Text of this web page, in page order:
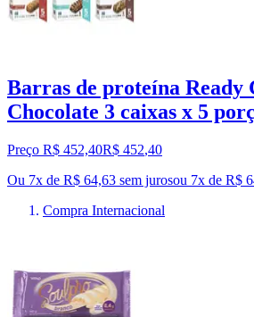
Barras de proteína Ready
Chocolate 3 caixas x 5
Preço R$ 452,40R$ 452,40
Ou 7x de R$ 64,63 sem jurosou 7x de R$
Compra Internacional